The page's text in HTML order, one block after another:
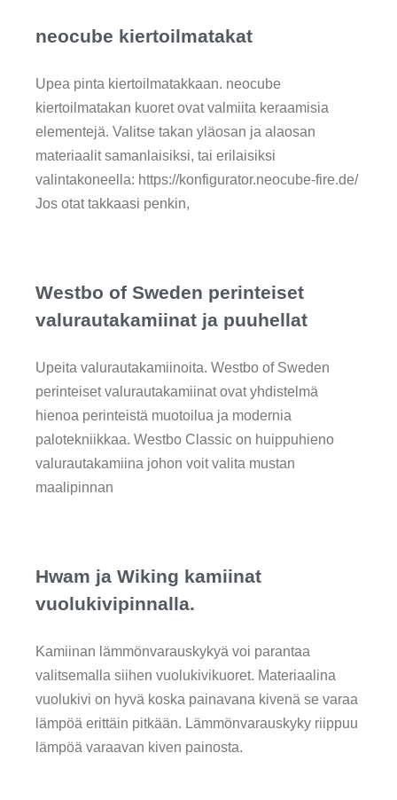
neocube kiertoilmatakat
Upea pinta kiertoilmatakkaan. neocube
kiertoilmatakan kuoret ovat valmiita keraamisia
elementejä. Valitse takan yläosan ja alaosan
materiaalit samanlaisiksi, tai erilaisiksi
valintakoneella: https://konfigurator.neocube-fire.de/
Jos otat takkaasi penkin,
Westbo of Sweden perinteiset
valurautakamiinat ja puuhellat
Upeita valurautakamiinoita. Westbo of Sweden
perinteiset valurautakamiinat ovat yhdistelmä
hienoa perinteistä muotoilua ja modernia
palotekniikkaa. Westbo Classic on huippuhieno
valurautakamiina johon voit valita mustan
maalipinnan
Hwam ja Wiking kamiinat
vuolukivipinnalla.
Kamiinan lämmönvarauskykyä voi parantaa
valitsemalla siihen vuolukivikuoret. Materiaalina
vuolukivi on hyvä koska painavana kivenä se varaa
lämpöä erittäin pitkään. Lämmönvarauskyky riippuu
lämpöä varaavan kiven painosta.